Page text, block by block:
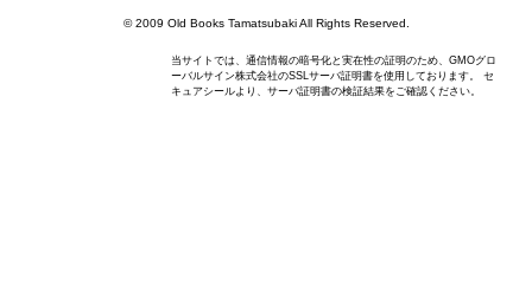
© 2009 Old Books Tamatsubaki All Rights Reserved.
当サイトでは、通信情報の暗号化と実在性の証明のため、GMOグロ
ーバルサイン株式会社のSSLサーバ証明書を使用しております。 セ
キュアシールより、サーバ証明書の検証結果をご確認ください。